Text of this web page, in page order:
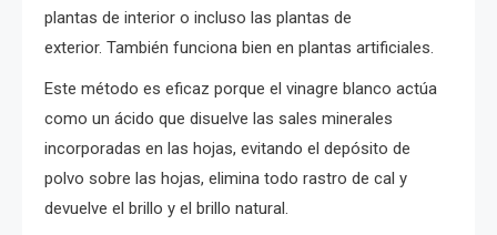
plantas de interior o incluso las plantas de
exterior. También funciona bien en plantas artificiales.
Este método es eficaz porque el vinagre blanco actúa
como un ácido que disuelve las sales minerales
incorporadas en las hojas, evitando el depósito de
polvo sobre las hojas, elimina todo rastro de cal y
devuelve el brillo y el brillo natural.